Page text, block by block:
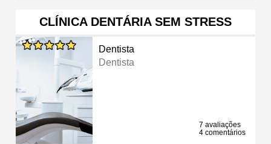
CLÍNICA DENTÁRIA SEM STRESS
Dentista
Dentista
7 avaliações
4 comentários